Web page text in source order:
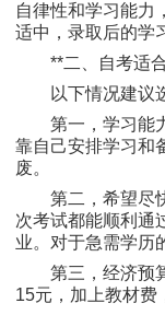
自律性和学习能力
适中，录取后的学
**二、自考适
以下情况建议
第一，学习能
靠自己安排学习和
废。
第二，希望尽
次考试都能顺利通
业。对于急需学历
第三，经济预
15元，加上教材费